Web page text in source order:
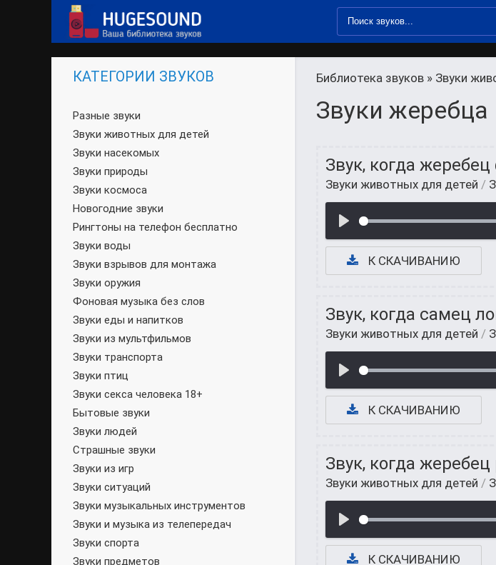
Библиотека звуков » Звуки
Звуки жеребца
Звук, когда
Звуки животных для детей /
К СКАЧИВАНИЮ
Звук, когда самец
Звуки животных для детей /
К СКАЧИВАНИЮ
Звук, когда
Звуки животных для детей /
К СКАЧИВАНИЮ
КАТЕГОРИИ ЗВУКОВ
Разные звуки
Звуки животных для детей
Звуки насекомых
Звуки природы
Звуки космоса
Новогодние звуки
Рингтоны на телефон бесплатно
Звуки воды
Звуки взрывов для монтажа
Звуки оружия
Фоновая музыка без слов
Звуки еды и напитков
Звуки из мультфильмов
Звуки транспорта
Звуки птиц
Звуки секса человека 18+
Бытовые звуки
Звуки людей
Страшные звуки
Звуки из игр
Звуки ситуаций
Звуки музыкальных инструментов
Звуки и музыка из телепередач
Звуки спорта
Звуки предметов